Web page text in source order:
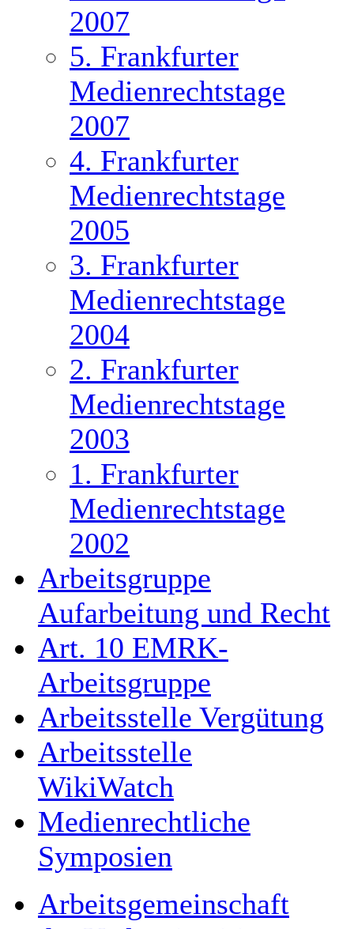
2007
5. Frankfurter
Medienrechtstage
2007
4. Frankfurter
Medienrechtstage
2005
3. Frankfurter
Medienrechtstage
2004
2. Frankfurter
Medienrechtstage
2003
1. Frankfurter
Medienrechtstage
2002
Arbeitsgruppe
Aufarbeitung und Recht
Art. 10 EMRK-
Arbeitsgruppe
Arbeitsstelle Vergütung
Arbeitsstelle
WikiWatch
Medienrechtliche
Symposien
Arbeitsgemeinschaft